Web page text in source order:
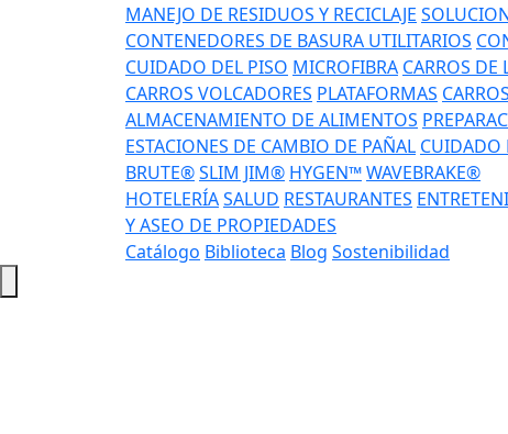
MANEJO DE RESIDUOS Y RECICLAJE
CONTENEDORES DE BASURA UTILITARIOS
CUIDADO DEL PISO MICROFIBRA CARROS DE
CARROS VOLCADORES PLATAFORMAS
ALMACENAMIENTO DE ALIMENTOS
ESTACIONES DE CAMBIO DE PAÑAL CUIDADO
BRUTE®SLIM JIM® HYGEN™WAVEBRAKE®
HOTELERÍASALUD RESTAURANTES
Y ASEO DE PROPIEDADES
Catálogo Biblioteca Blog Sostenibilidad